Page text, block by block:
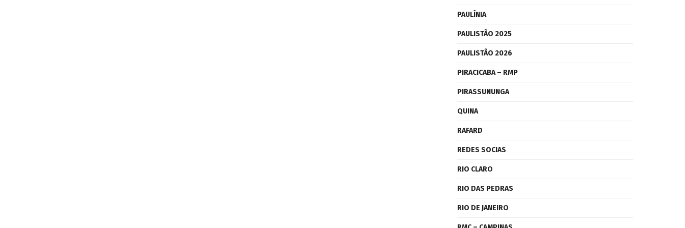
PAULÍNIA
PAULISTÃO 2025
PAULISTÃO 2026
PIRACICABA – RMP
PIRASSUNUNGA
QUINA
RAFARD
REDES SOCIAS
RIO CLARO
RIO DAS PEDRAS
RIO DE JANEIRO